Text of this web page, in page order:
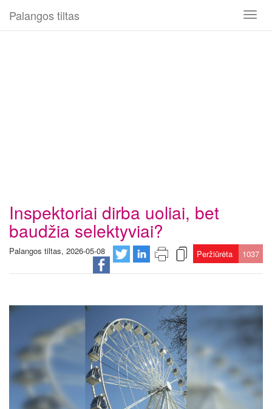
Toggle
Palangos tiltas
Inspektoriai dirba uoliai, bet
baudžia selektyviai?
Palangos tiltas, 2026-05-08 Peržiūrėta 1037